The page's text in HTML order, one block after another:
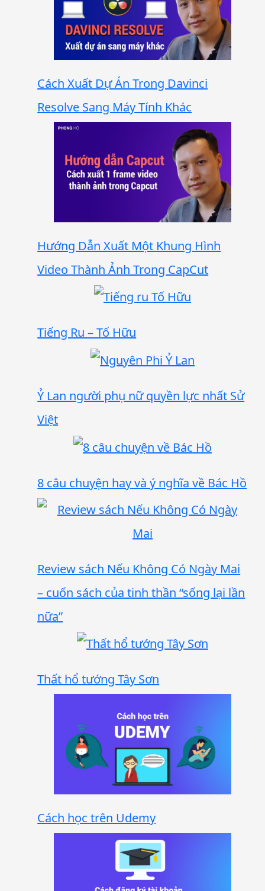
Cách Xuất Dự Án Trong Davinci
Resolve Sang Máy Tính Khác
Hướng Dẫn Xuất Một Khung Hình
Video Thành Ảnh Trong CapCut
Tiếng Ru – Tố Hữu
Ỷ Lan người phụ nữ quyền lực nhất Sử
Việt
8 câu chuyện hay và ý nghĩa về Bác Hồ
Review sách Nếu Không Có Ngày Mai
– cuốn sách của tinh thần “sống lại lần
nữa”
Thất hổ tướng Tây Sơn
Cách học trên Udemy